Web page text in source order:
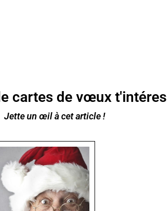
cartes de vœux
Jette un œil à cet article !